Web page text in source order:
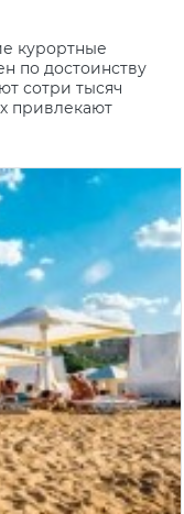
курортные
по достоинству
сотри тысяч
привлекают